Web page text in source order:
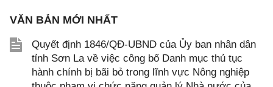
VĂN BẢN MỚI NHẤT
Quyết định 1846/QĐ-UBND của Ủy ban nhân dân
tỉnh Sơn La về việc công bố Danh mục thủ tục
hành chính bị bãi bỏ trong lĩnh vực Nông nghiệp